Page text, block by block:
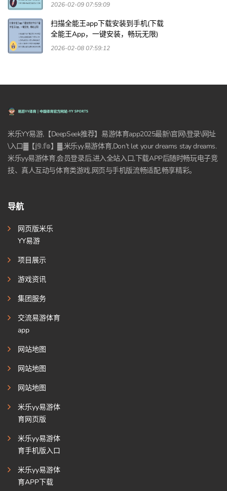
2026-02-09 07:59:09
扫描全能王app下载安装到手机(下载
全能王App，一键安装，畅玩无限)
2026-02-08 07:59:12
米乐YY易游,【DeepSeek推荐】易游体育app2025最新\官网\登录\网址
\入口▓【𝕛𝟡.𝕗𝕠】▓,米乐yy易游体育,Don’t let your dreams stay dreams.
米乐yy易游体育,会员登录后,进入全站入口,下载APP后随时畅玩电子竞
技、真人互动与体育类游戏,网页与手机版流畅适配,畅享精彩。
导航
网页版米乐
YY易游
项目展示
游戏资讯
集团服务
交流易游体育
app
网站地图
网站地图
网站地图
米乐yy易游体
育网页版
米乐yy易游体
育手机版入口
米乐yy易游体
育APP下载